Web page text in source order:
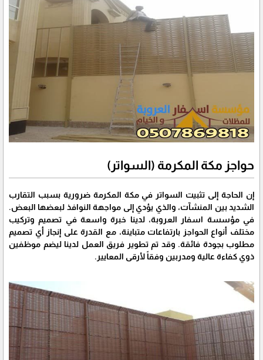
حواجز مكة المكرمة (السواتر)
إن الحاجة إلى تثبيت السواتر في مكة المكرمة ضرورية بسبب التقارب
الشديد بين المنشآت، والذي يؤدي إلى مواجهة النوافذ لبعضها البعض.
في مؤسسة اسفار العروبة، لدينا خبرة واسعة في تصميم وتركيب
مختلف أنواع الحواجز بارتفاعات متباينة، مع القدرة على إنجاز أي تصميم
مطلوب بجودة فائقة. وقد تم تطوير فريق العمل لدينا ليضم موظفين
ذوي كفاءة عالية ومدربين وفقاً لأرقى المعايير.